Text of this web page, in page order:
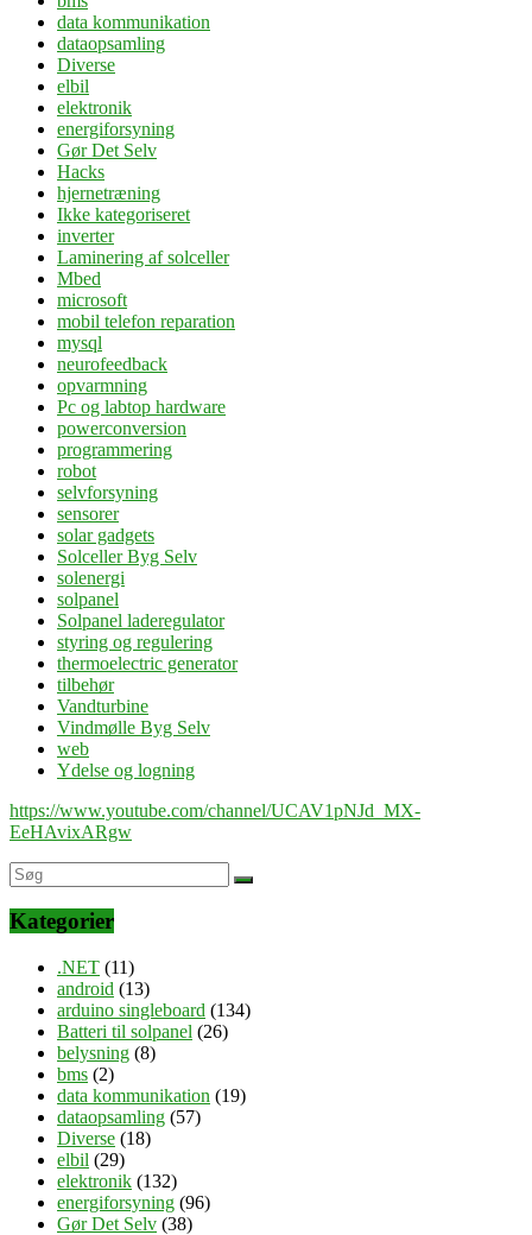
data kommunikation
dataopsamling
Diverse
elbil
elektronik
energiforsyning
Gør Det Selv
Hacks
hjernetræning
Ikke kategoriseret
inverter
Laminering af solceller
Mbed
microsoft
mobil telefon reparation
mysql
neurofeedback
opvarmning
Pc og labtop hardware
powerconversion
programmering
robot
selvforsyning
sensorer
solar gadgets
Solceller Byg Selv
solenergi
solpanel
Solpanel laderegulator
styring og regulering
thermoelectric generator
tilbehør
Vandturbine
Vindmølle Byg Selv
web
Ydelse og logning
https://www.youtube.com/channel/UCAV1pNJd_MX-
EeHAvixARgw
Kategorier
.NET (11)
android (13)
arduino singleboard (134)
Batteri til solpanel (26)
belysning (8)
bms (2)
data kommunikation (19)
dataopsamling (57)
Diverse (18)
elbil (29)
elektronik (132)
energiforsyning (96)
Gør Det Selv (38)